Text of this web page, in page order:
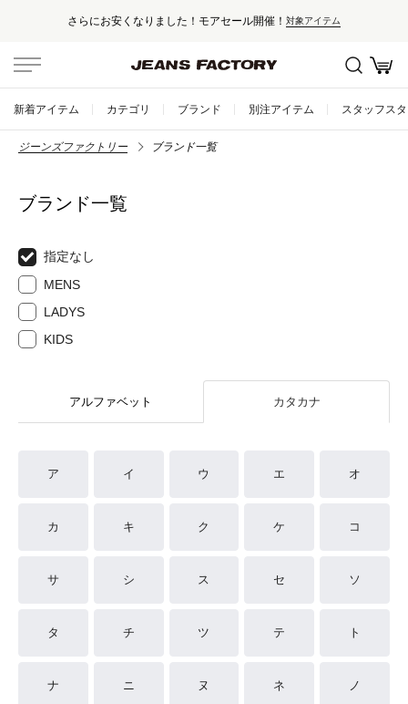
セール対象外アイテムは10%ポイント還元！
新着アイテム カテゴリ ブランド 別注アイテム スタッフス
ジーンズファクトリー ブランド一覧
ブランド一覧
指定なし
MENS
LADYS
KIDS
アルファベット カタカナ
ア イ ウ エ オ
カ キ ク ケ コ
サ シ ス セ ソ
タ チ ツ テ ト
ナ ニ ヌ ネ ノ